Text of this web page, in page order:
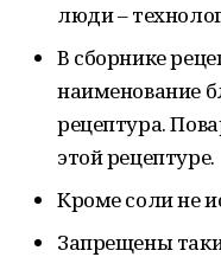
люди –
В сборнике
наименование
рецептура.
этой рецептуре.
Кроме соли не
Запрещены